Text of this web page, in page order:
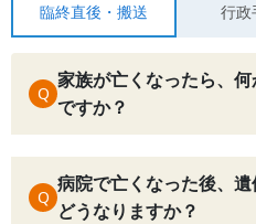
臨終直後・搬送 行政
Q
家族が亡くなったら、
ですか？
Q
病院で亡くなった後、
どうなりますか？